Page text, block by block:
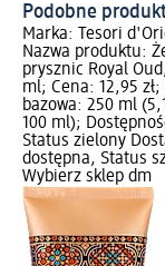
Podobne
Marka: Tesori
Nazwa produktu:
prysznic Royal
ml; Cena: 12,95 zł;
bazowa: 250 ml
100 ml);
Status zielony
dostępna, Status
Wybierz sklep dm